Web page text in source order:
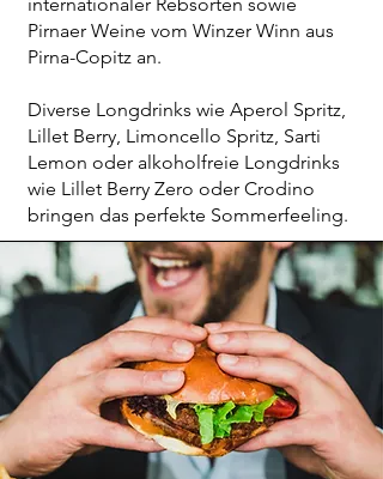
Pirnaer Weine vom Winzer Winn aus
Pirna-Copitz an.
Diverse Longdrinks wie Aperol Spritz,
Lillet Berry, Limoncello Spritz, Sarti
Lemon oder alkoholfreie Longdrinks
wie Lillet Berry Zero oder Crodino
bringen das perfekte Sommerfeeling.